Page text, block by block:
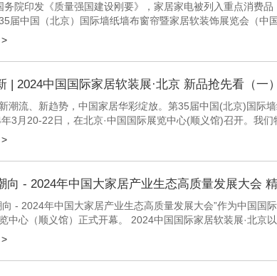
务院印发《质量强国建设刚要》，家居家电被列入重点消费
届中国（北京）国际墙纸墙布窗帘暨家居软装饰展览会（中
展览中心（顺义馆）开幕，希望助力各大品牌、经销...
| 2024中国国际家居软装展·北京 新品抢先看（一）
潮流、新趋势，中国家居华彩绽放。第35届中国(北京)国际
3月20-22日，在北京·中国国际展览中心(顺义馆)召开。我
您先睹为快。（排名不分先后,持续更新中......
向 - 2024年中国大家居产业生态高质量发展大会
向 - 2024年中国大家居产业生态高质量发展大会”作为中国国
中心（顺义馆）正式开幕。 2024中国国际家居软装展·北京
索软装行业的未来发展方向，为软装行业升级启迪新思...